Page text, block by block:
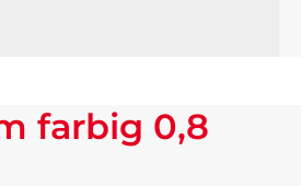
farbig 0,8